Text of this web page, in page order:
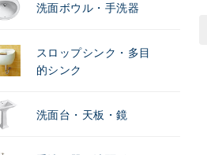
洗面ボウル・手洗器
スロップシンク・多目
的シンク
洗面台・天板・鏡